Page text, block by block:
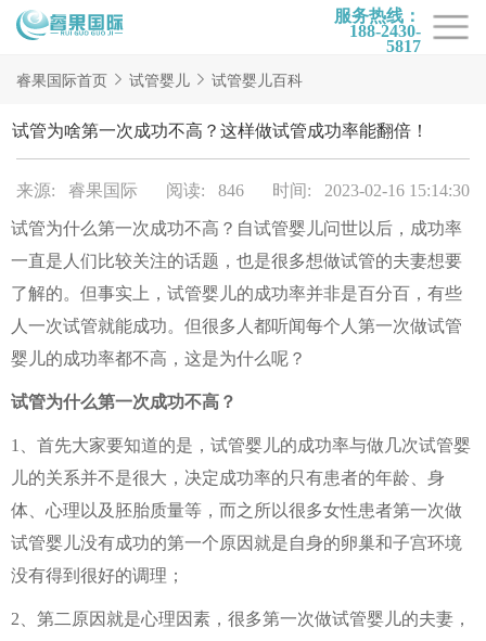
服务热线：
188-2430-
5817
首页
试管项目
试管百科
试管医院
睿果国际
睿果国际首页 试管婴儿 试管婴儿百科
试管为啥第一次成功不高？这样做试管成功率能翻倍！
来源: 睿果国际 阅读: 846 时间: 2023-02-16 15:14:30
试管为什么第一次成功不高？自试管婴儿问世以后，成功率
一直是人们比较关注的话题，也是很多想做试管的夫妻想要
了解的。但事实上，试管婴儿的成功率并非是百分百，有些
人一次试管就能成功。但很多人都听闻每个人第一次做试管
婴儿的成功率都不高，这是为什么呢？
试管为什么第一次成功不高？
1、首先大家要知道的是，试管婴儿的成功率与做几次试管婴
儿的关系并不是很大，决定成功率的只有患者的年龄、身
体、心理以及胚胎质量等，而之所以很多女性患者第一次做
试管婴儿没有成功的第一个原因就是自身的卵巢和子宫环境
没有得到很好的调理；
2、第二原因就是心理因素，很多第一次做试管婴儿的夫妻，